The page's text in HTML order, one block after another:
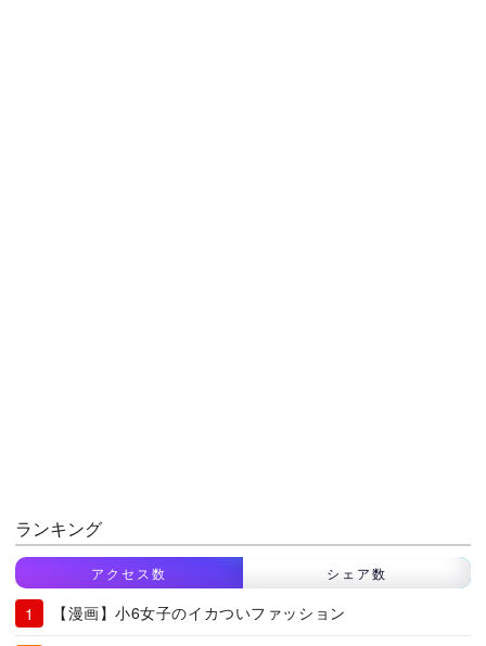
ランキング
アクセス数 シェア数
【漫画】小6女子のイカついファッション